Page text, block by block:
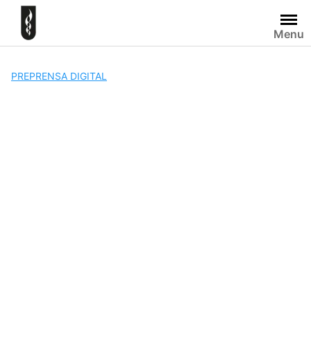
Skip
content
Menu
PREPRENSA DIGITAL